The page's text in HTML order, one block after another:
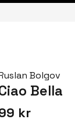
Bolgov
Bella
kr